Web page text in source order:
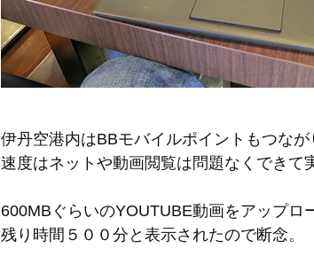
伊丹空港内はBBモバイルポイントもつなが
速度はネットや動画閲覧は問題なくできて
600MBぐらいのYOUTUBE動画をアップロ
残り時間５００分と表示されたので断念。